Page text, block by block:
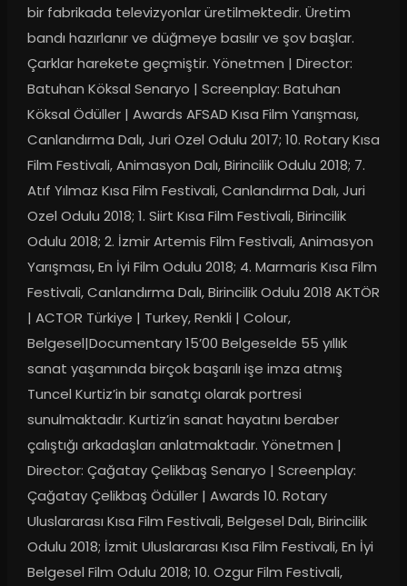
bir fabrikada televizyonlar üretilmektedir. Üretim
bandı hazırlanır ve düğmeye basılır ve şov başlar.
Çarklar harekete geçmiştir. Yönetmen | Director:
Batuhan Köksal Senaryo | Screenplay: Batuhan
Köksal Ödüller | Awards AFSAD Kısa Film Yarışması,
Canlandırma Dalı, Juri Ozel Odulu 2017; 10. Rotary Kısa
Film Festivali, Animasyon Dalı, Birincilik Odulu 2018; 7.
Atıf Yılmaz Kısa Film Festivali, Canlandırma Dalı, Juri
Ozel Odulu 2018; 1. Siirt Kısa Film Festivali, Birincilik
Odulu 2018; 2. İzmir Artemis Film Festivali, Animasyon
Yarışması, En İyi Film Odulu 2018; 4. Marmaris Kısa Film
Festivali, Canlandırma Dalı, Birincilik Odulu 2018 AKTÖR
| ACTOR Türkiye | Turkey, Renkli | Colour,
Belgesel|Documentary 15’00 Belgeselde 55 yıllık
sanat yaşamında birçok başarılı işe imza atmış
Tuncel Kurtiz’in bir sanatçı olarak portresi
sunulmaktadır. Kurtiz’in sanat hayatını beraber
çalıştığı arkadaşları anlatmaktadır. Yönetmen |
Director: Çağatay Çelikbaş Senaryo | Screenplay:
Çağatay Çelikbaş Ödüller | Awards 10. Rotary
Uluslararası Kısa Film Festivali, Belgesel Dalı, Birincilik
Odulu 2018; İzmit Uluslararası Kısa Film Festivali, En İyi
Belgesel Film Odulu 2018; 10. Ozgur Film Festivali,